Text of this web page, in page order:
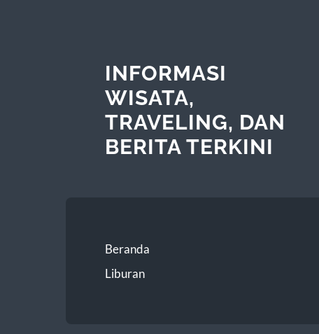
INFORMASI
WISATA,
TRAVELING, DAN
BERITA TERKINI
Beranda
Liburan